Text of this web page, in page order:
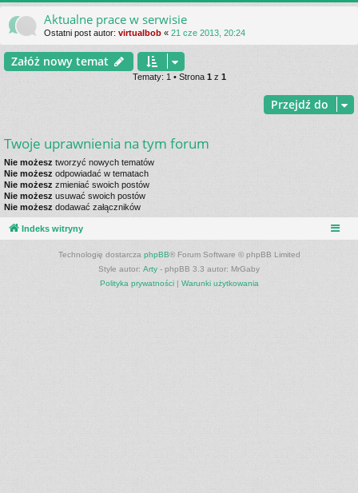
Aktualne prace w serwisie
Ostatni post autor: virtualbob « 21 cze 2013, 20:24
Załóż nowy temat
Tematy: 1 • Strona 1 z 1
Przejdź do
Twoje uprawnienia na tym forum
Nie możesz tworzyć nowych tematów
Nie możesz odpowiadać w tematach
Nie możesz zmieniać swoich postów
Nie możesz usuwać swoich postów
Nie możesz dodawać załączników
Indeks witryny
Technologię dostarcza phpBB® Forum Software © phpBB Limited
Style autor: Arty - phpBB 3.3 autor: MrGaby
Polityka prywatności| Warunki użytkowania